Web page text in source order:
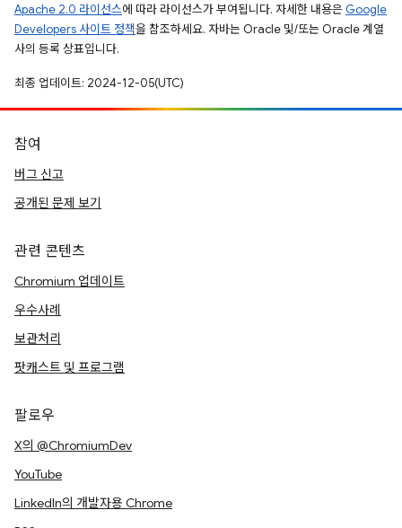
Apache 2.0 라이선스에 따라 라이선스가 부여됩니다. 자세한 내용은 Google
Developers 사이트 정책을 참조하세요. 자바는 Oracle 및/또는 Oracle 계열
사의 등록 상표입니다.
최종 업데이트: 2024-12-05(UTC)
참여
버그 신고
공개된 문제 보기
관련 콘텐츠
Chromium 업데이트
우수사례
보관처리
팟캐스트 및 프로그램
팔로우
X의 @ChromiumDev
YouTube
LinkedIn의 개발자용 Chrome